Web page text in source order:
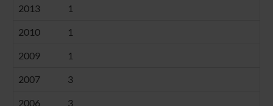
2013 1
2010 1
2009 1
2007 3
2006 3